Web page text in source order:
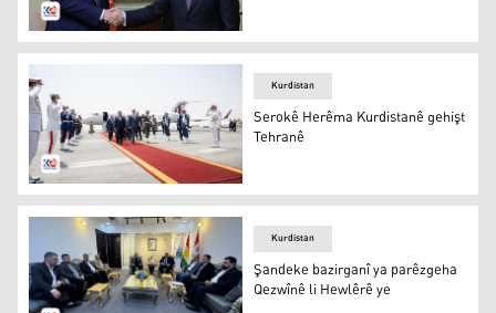
Ebdulfetah Sîsî û Erdogan
Nêçîrvan Barzanî gehişt Tehranê / Wêne: Serokatiya
Kurdistan
Serokê Herêma Kurdistanê gehişt
Tehranê
Kurdistan
Şandeke bazirganî ya parêzgeha
Qezwînê li Hewlêrê ye